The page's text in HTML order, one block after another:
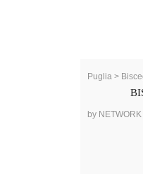
Puglia >
by NETWORK